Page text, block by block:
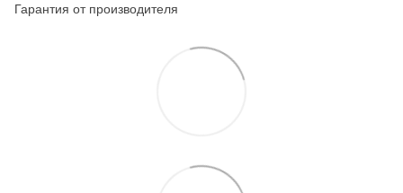
Гарантия от производителя